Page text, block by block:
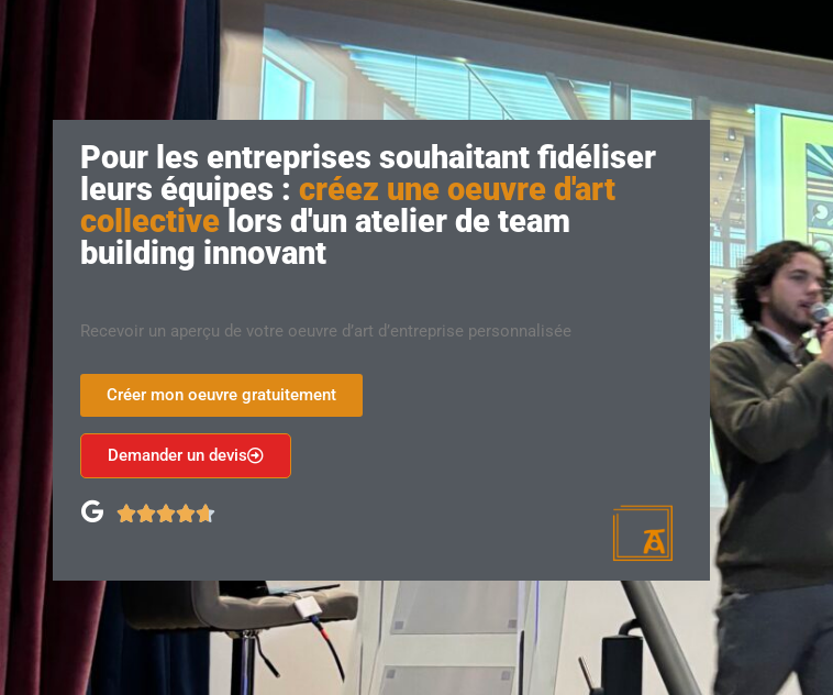
Pour les entreprises souhaitant fidéliser
leurs équipes : créez une oeuvre d'art
collective lors d'un atelier de team
building innovant
Recevoir un aperçu de votre oeuvre d’art d’entreprise personnalisée
Créer mon oeuvre gratuitement
Demander un devis